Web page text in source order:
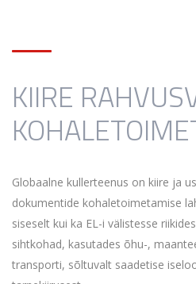
KIIRE
Globaalne kullerteenus on kiire ja
dokumentide kohaletoimetamise
siseselt kui ka EL-i välistesse
sihtkohad, kasutades õhu-,
transporti, sõltuvalt saadetise